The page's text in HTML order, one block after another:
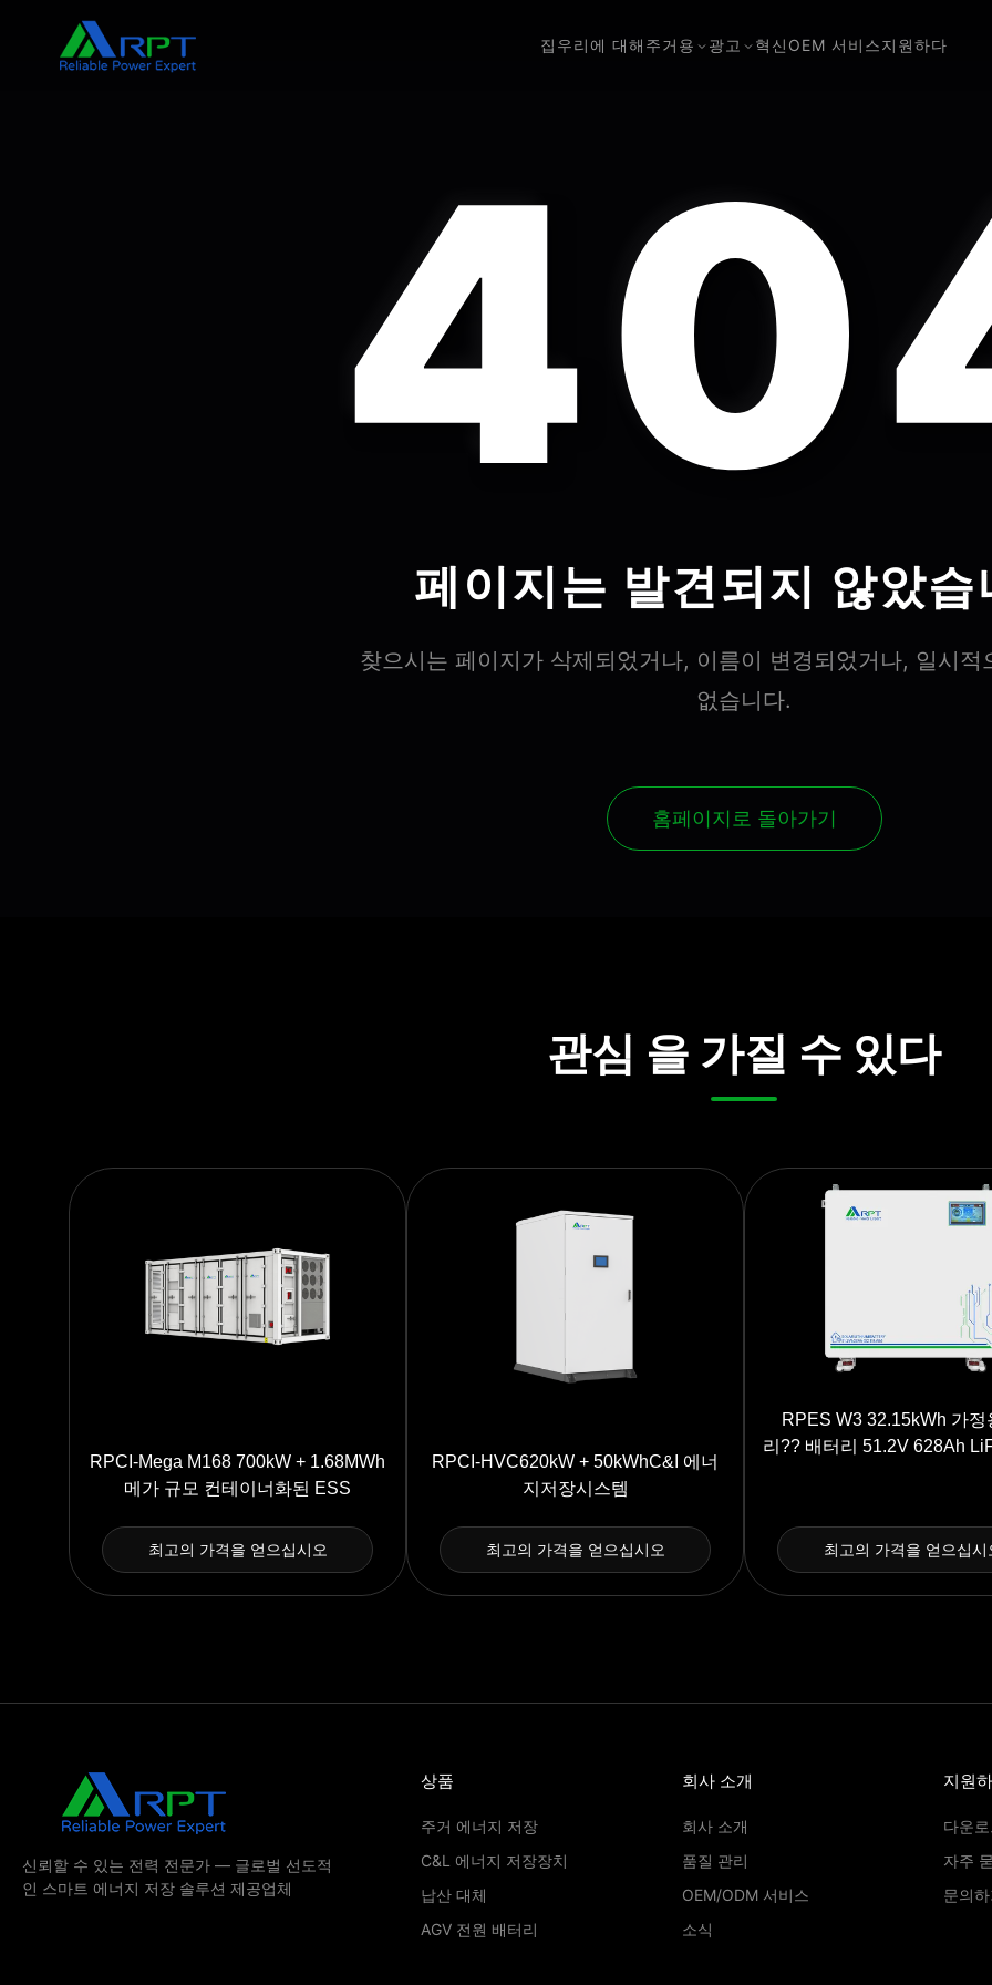
집 우리에 대해 주거용 광고 혁신 OEM 서비스지원하다
페이지는 발견되지 않았습
찾으시는 페이지가 삭제되었거나, 이름이 변경되었거나, 일시적
없습니다.
홈페이지로 돌아가기
관심 을 가질 수 있다
RPCI-Mega M168 700kW + 1.68MWh
메가 규모 컨테이너화된 ESS
최고의 가격을 얻으십시오
RPCI-HVC620kW + 50kWhC&I 에너
지저장시스템
최고의 가격을 얻으십시오
RPES W3 32.15kWh 가정
리?? 배터리 51.2V 628Ah
최고의 가격을 얻으십시
신뢰할 수 있는 전력 전문가 — 글로벌 선도적
인 스마트 에너지 저장 솔루션 제공업체
상품
주거 에너지 저장
C&L 에너지 저장장치
납산 대체
AGV 전원 배터리
회사 소개
회사 소개
품질 관리
OEM/ODM 서비스
소식
지원
다운로
자주
문의하